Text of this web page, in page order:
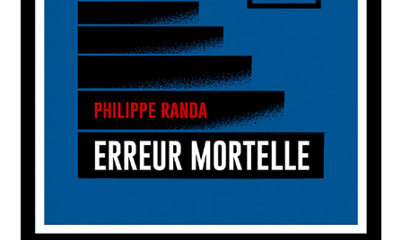
Login Customizer
Newsletter
Nous Contacter
Politique de confidentialité et cookies
Soutien à Philippe Randa